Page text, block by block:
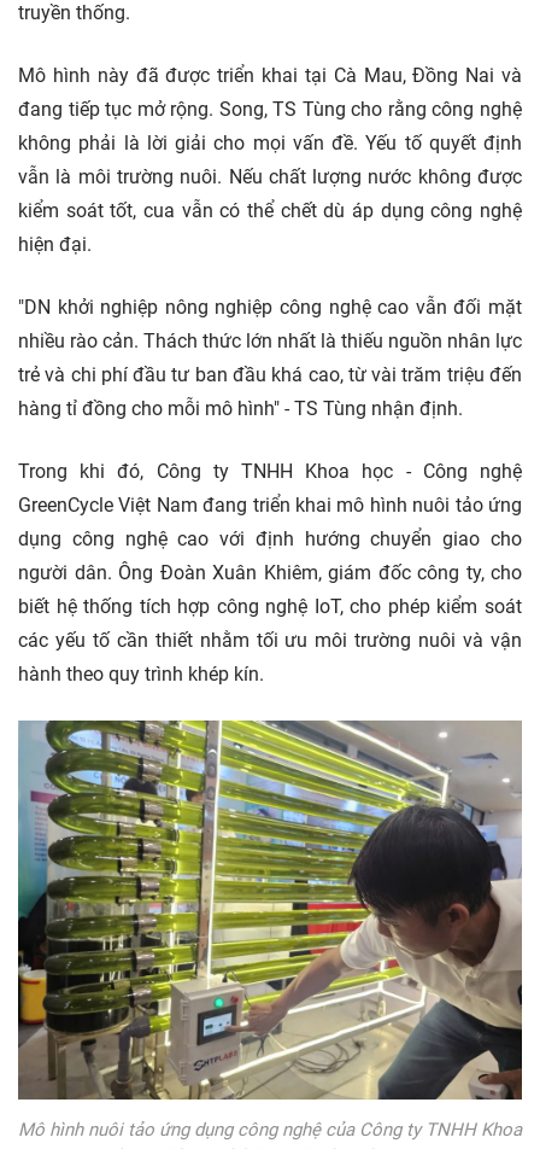
truyền thống.
Mô hình này đã được triển khai tại Cà Mau, Đồng Nai và
đang tiếp tục mở rộng. Song, TS Tùng cho rằng công nghệ
không phải là lời giải cho mọi vấn đề. Yếu tố quyết định
vẫn là môi trường nuôi. Nếu chất lượng nước không được
kiểm soát tốt, cua vẫn có thể chết dù áp dụng công nghệ
hiện đại.
"DN khởi nghiệp nông nghiệp công nghệ cao vẫn đối mặt
nhiều rào cản. Thách thức lớn nhất là thiếu nguồn nhân lực
trẻ và chi phí đầu tư ban đầu khá cao, từ vài trăm triệu đến
hàng tỉ đồng cho mỗi mô hình" - TS Tùng nhận định.
Trong khi đó, Công ty TNHH Khoa học - Công nghệ
GreenCycle Việt Nam đang triển khai mô hình nuôi tảo ứng
dụng công nghệ cao với định hướng chuyển giao cho
người dân. Ông Đoàn Xuân Khiêm, giám đốc công ty, cho
biết hệ thống tích hợp công nghệ IoT, cho phép kiểm soát
các yếu tố cần thiết nhằm tối ưu môi trường nuôi và vận
hành theo quy trình khép kín.
Mô hình nuôi tảo ứng dụng công nghệ của Công ty TNHH Khoa